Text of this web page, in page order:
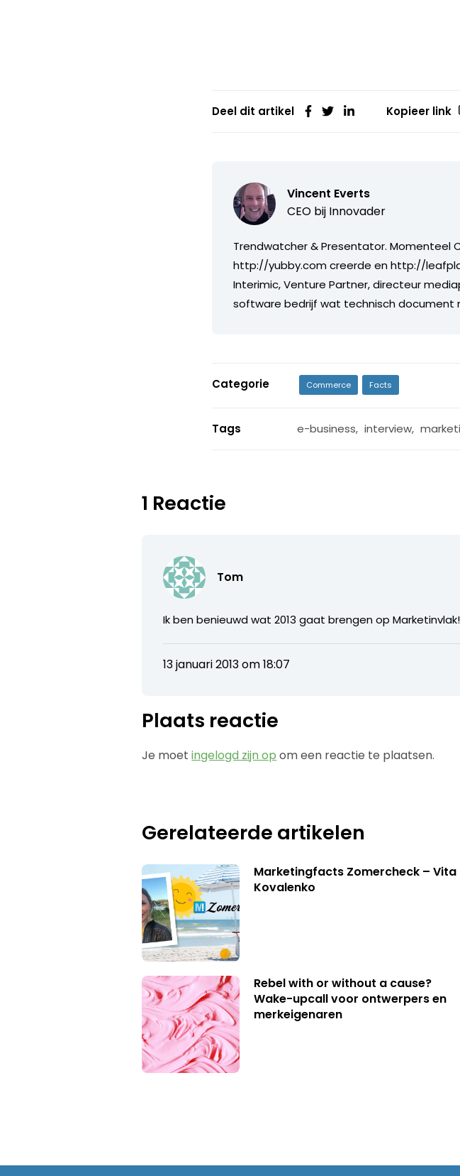
Deel dit artikel Kopieer link
Vincent Everts
CEO bij Innovader
Trendwatcher & Presentator. Momenteel
http://yubby.com creerde en http://
Interimic, Venture Partner, directeur
software bedrijf wat technisch document
Categorie Commerce Facts
Tags e-business, interview,
1 Reactie
Tom
Ik ben benieuwd wat 2013 gaat brengen op Marketinvlak!
13 januari 2013 om 18:07
Plaats reactie
Je moetingelogd zijn op om een reactie te plaatsen.
Gerelateerde artikelen
Marketingfacts Zomercheck – Vita
Kovalenko
Rebel with or without a cause?
Wake-upcall voor ontwerpers en
merkeigenaren